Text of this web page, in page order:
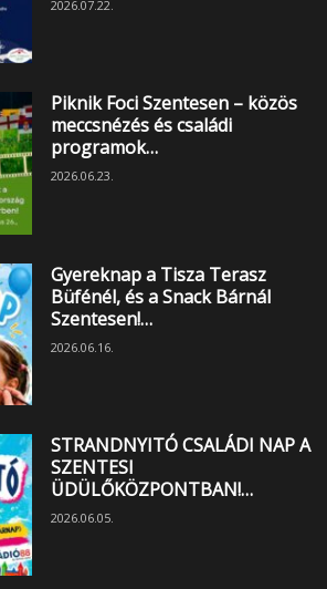
2026.07.22.
Piknik Foci Szentesen – közös
meccsnézés és családi
programok…
2026.06.23.
Gyereknap a Tisza Terasz
Büfénél, és a Snack Bárnál
Szentesen!…
2026.06.16.
STRANDNYITÓ CSALÁDI NAP A
SZENTESI
ÜDÜLŐKÖZPONTBAN!…
2026.06.05.